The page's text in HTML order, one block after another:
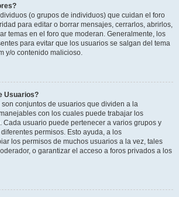
(o grupos de individuos) que cuidan el foro
para editar o borrar mensajes, cerrarlos, abrirlos,
temas en el foro que moderan. Generalmente, los
para evitar que los usuarios se salgan del tema
y/o contenido malicioso.
Usuarios?
conjuntos de usuarios que dividen a la
con los cuales puede trabajar los
Cada usuario puede pertenecer a varios grupos y
permisos. Esto ayuda, a los
los permisos de muchos usuarios a la vez, tales
o garantizar el acceso a foros privados a los